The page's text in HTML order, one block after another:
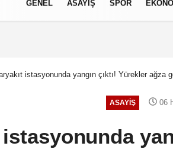
GENEL ASAYİŞ SPOR
istasyonunda yangın çıktı! Yürekler ağza
ASAYİŞ 06